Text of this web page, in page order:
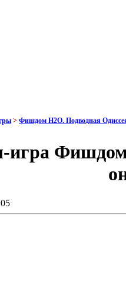
> Фишдом Н2О. Подводная
Фишдом